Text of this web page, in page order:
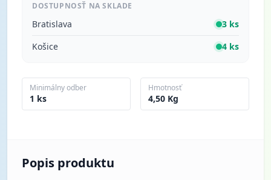
DOSTUPNOSŤ NA SKLADE
Bratislava
3 ks
Košice
4 ks
Minimálny odber
1 ks
Hmotnosť
4,50 Kg
Popis produktu